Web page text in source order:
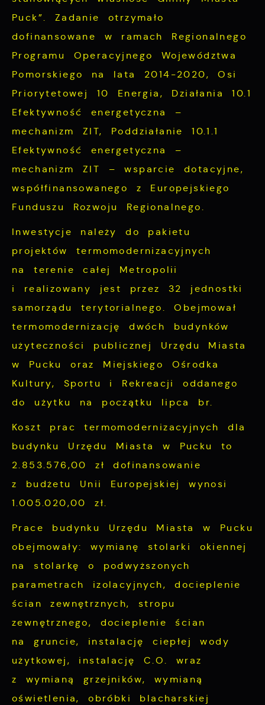
Puck”. Zadanie otrzymało
dofinansowane w ramach Regionalnego
Programu Operacyjnego Województwa
Pomorskiego na lata 2014-2020, Osi
Priorytetowej 10 Energia, Działania 10.1
Efektywność energetyczna –
mechanizm ZIT, Poddziałanie 10.1.1
Efektywność energetyczna –
mechanizm ZIT – wsparcie dotacyjne,
współfinansowanego z Europejskiego
Funduszu Rozwoju Regionalnego.
Inwestycje należy do pakietu
projektów termomodernizacyjnych
na terenie całej Metropolii
i realizowany jest przez 32 jednostki
samorządu terytorialnego. Obejmował
termomodernizację dwóch budynków
użyteczności publicznej Urzędu Miasta
w Pucku oraz Miejskiego Ośrodka
Kultury, Sportu i Rekreacji oddanego
do użytku na początku lipca br.
Koszt prac termomodernizacyjnych dla
budynku Urzędu Miasta w Pucku to
2.853.576,00 zł dofinansowanie
z budżetu Unii Europejskiej wynosi
1.005.020,00 zł.
Prace budynku Urzędu Miasta w Pucku
obejmowały: wymianę stolarki okiennej
na stolarkę o podwyższonych
parametrach izolacyjnych, docieplenie
ścian zewnętrznych, stropu
zewnętrznego, docieplenie ścian
na gruncie, instalację ciepłej wody
użytkowej, instalację C.O. wraz
z wymianą grzejników, wymianą
oświetlenia, obróbki blacharskiej
pośredników prezentujących nasze treści w
postaci wiadomości, ofert, komunikatów
mediów społecznościowych.